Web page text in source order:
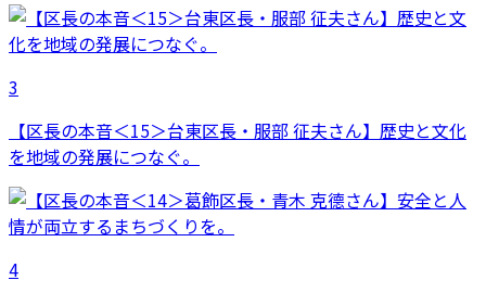
3
【区長の本音＜15＞台東区長・服部 征夫さん】歴史と文化
を地域の発展につなぐ。
4